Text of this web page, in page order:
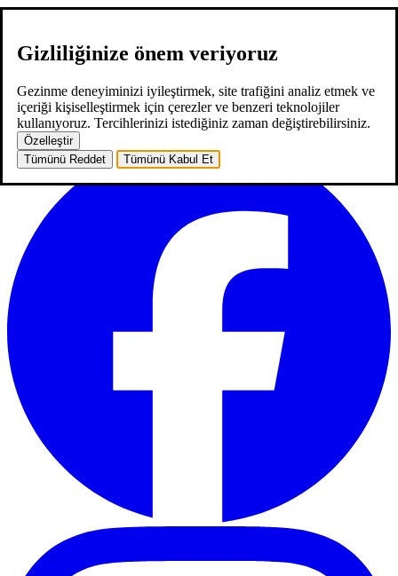
Gizliliğinize önem veriyoruz
Gezinme deneyiminizi iyileştirmek, site trafiğini analiz etmek ve
içeriği kişiselleştirmek için çerezler ve benzeri teknolojiler
kullanıyoruz. Tercihlerinizi istediğiniz zaman değiştirebilirsiniz.
Özelleştir
Tümünü Reddet
Tümünü Kabul Et
hakkımızdahizmetlerimizneler yaptıkkariyer2
EN
ana sayfahakkımızdahizmetlerimiz neler yaptıkkariyer2 blog
iletişim